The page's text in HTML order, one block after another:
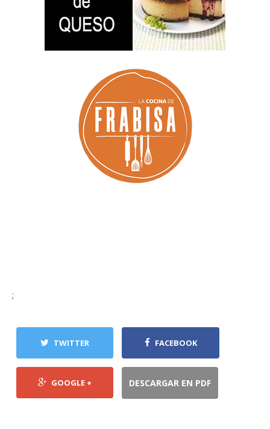
;
TWITTER FACEBOOK
GOOGLE + DESCARGAR EN PDF